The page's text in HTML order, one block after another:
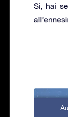
Si, hai